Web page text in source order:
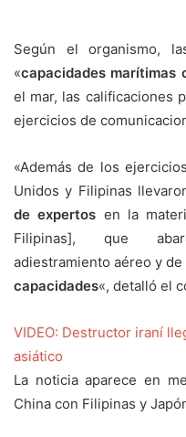
Según el organismo,
«capacidades marítimas
el mar, las calificaciones
ejercicios de
«Además de los
Unidos y Filipinas
de expertos en la
Filipinas], que
adiestramiento aéreo y
capacidades«, detalló el
VIDEO: Destructor iraní
asiático
La noticia aparece en
China con Filipinas y